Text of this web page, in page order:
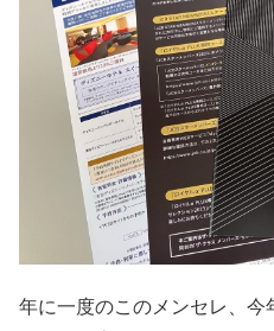
年に一度のこのメンセレ、今